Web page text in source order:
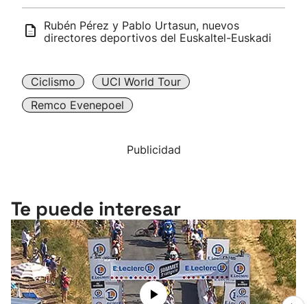
Rubén Pérez y Pablo Urtasun, nuevos
directores deportivos del Euskaltel-Euskadi
Ciclismo
UCI World Tour
Remco Evenepoel
Publicidad
Te puede interesar